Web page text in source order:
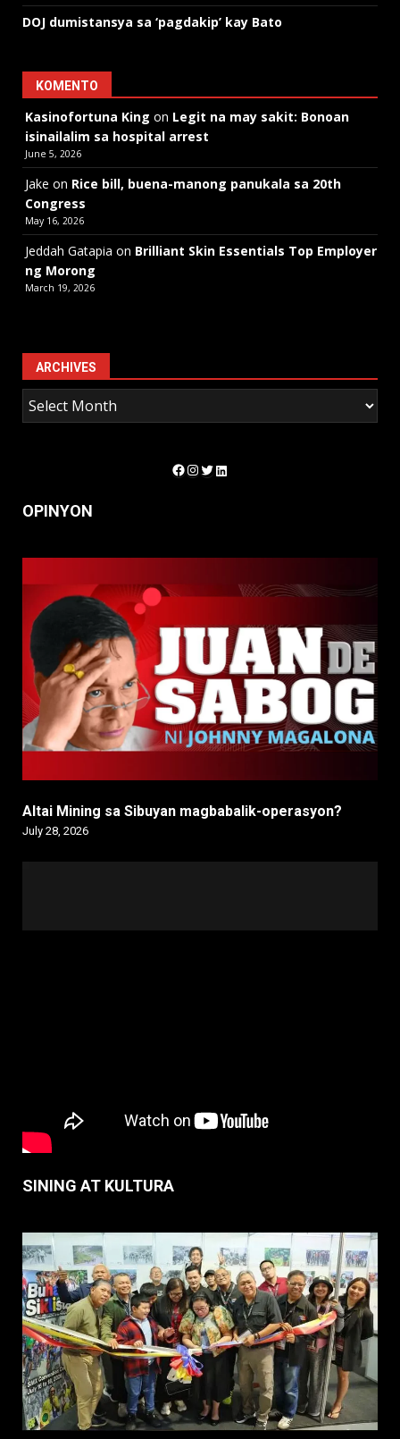
DOJ dumistansya sa ‘pagdakip’ kay Bato
KOMENTO
Kasinofortuna King on Legit na may sakit: Bonoan
isinailalim sa hospital arrest
June 5, 2026
Jake on Rice bill, buena-manong panukala sa 20th
Congress
May 16, 2026
Jeddah Gatapia on Brilliant Skin Essentials Top Employer
ng Morong
March 19, 2026
ARCHIVES
Facebook
Instagram
Twitter
LinkedIn
OPINYON
Altai Mining sa Sibuyan magbabalik-operasyon?
July 28, 2026
SINING AT KULTURA